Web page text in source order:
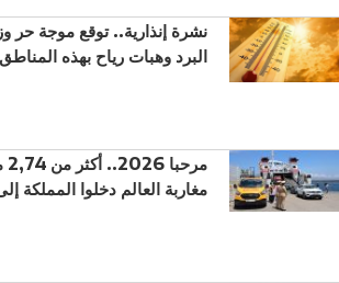
نشرة إنذارية.. توقع موجة حر
البرد وهبات رياح بهذه المناطق
مغاربة العالم دخلوا